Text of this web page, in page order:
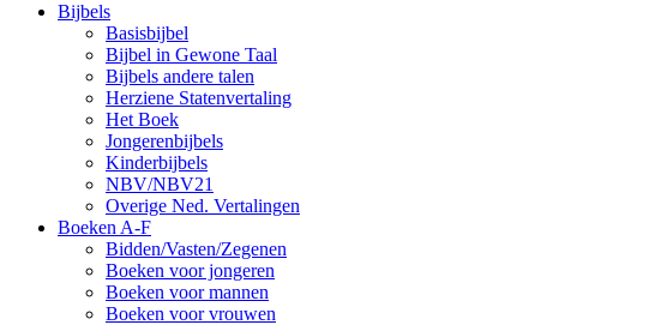
Bijbels
Basisbijbel
Bijbel in Gewone Taal
Bijbels andere talen
Herziene Statenvertaling
Het Boek
Jongerenbijbels
Kinderbijbels
NBV/NBV21
Overige Ned. Vertalingen
Boeken A-F
Bidden/Vasten/Zegenen
Boeken voor jongeren
Boeken voor mannen
Boeken voor vrouwen